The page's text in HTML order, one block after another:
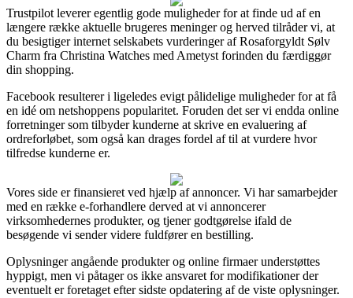
Trustpilot leverer egentlig gode muligheder for at finde ud af en
længere række aktuelle brugeres meninger og herved tilråder vi, at
du besigtiger internet selskabets vurderinger af Rosaforgyldt Sølv
Charm fra Christina Watches med Ametyst forinden du færdiggør
din shopping.
Facebook resulterer i ligeledes evigt pålidelige muligheder for at få
en idé om netshoppens popularitet. Foruden det ser vi endda online
forretninger som tilbyder kunderne at skrive en evaluering af
ordreforløbet, som også kan drages fordel af til at vurdere hvor
tilfredse kunderne er.
Vores side er finansieret ved hjælp af annoncer. Vi har samarbejder
med en række e-forhandlere derved at vi annoncerer
virksomhedernes produkter, og tjener godtgørelse ifald de
besøgende vi sender videre fuldfører en bestilling.
Oplysninger angående produkter og online firmaer understøttes
hyppigt, men vi påtager os ikke ansvaret for modifikationer der
eventuelt er foretaget efter sidste opdatering af de viste oplysninger.